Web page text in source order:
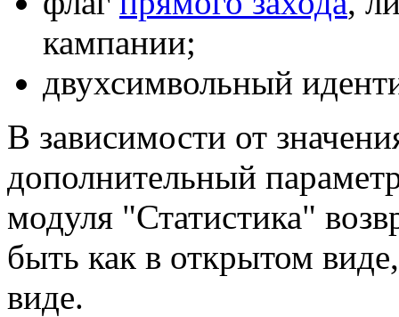
кампании;
двухсимвольный
В зависимости от
дополнительный
модуля "Статистика"
быть как в открытом
виде.